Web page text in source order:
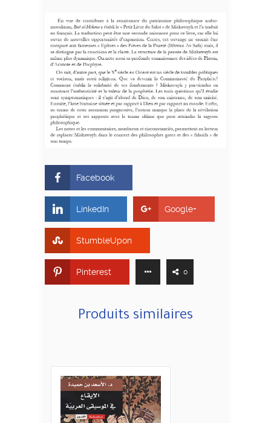
Facebook
LinkedIn Google+
StumbleUpon
Pinterest 0
Produits similaires